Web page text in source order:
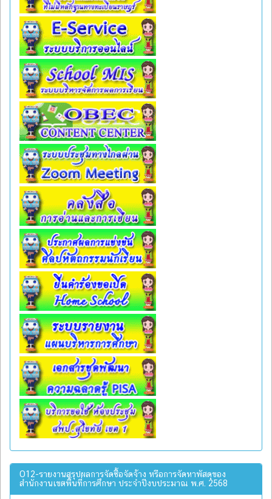
O12-รายงานสรุปผลการจัดซื้อจัดจ้าง หรือการจัดหาพัสดุของ
สำนักงานเขตพื้นที่การศึกษา ประจำปีงบประมาณ พ.ศ. 2568